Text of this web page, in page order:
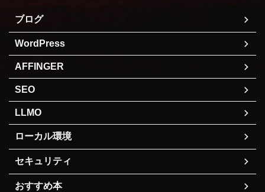
ブログ
WordPress
AFFINGER
SEO
LLMO
ローカル環境
セキュリティ
おすすめ本